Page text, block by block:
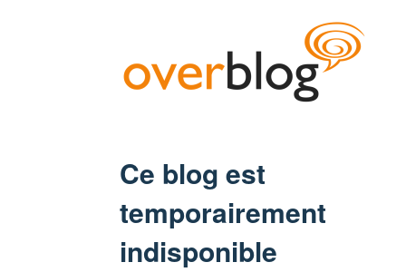
Ce blog est
temporairement
indisponible